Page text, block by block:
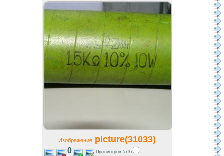
Изображениеpicture(31033)
0 Просмотров 5737